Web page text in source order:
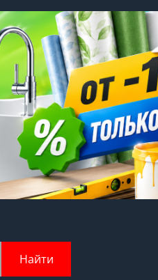
Найти